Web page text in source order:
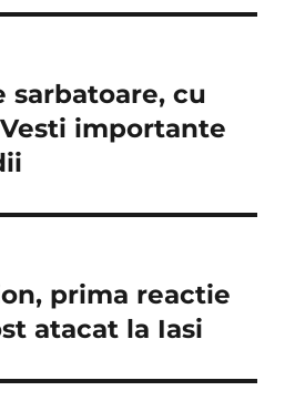
sarbatoare, cu
importante
prima reactie
atacat la Iasi